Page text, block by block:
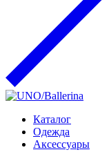
Каталог
Одежда
Аксессуары